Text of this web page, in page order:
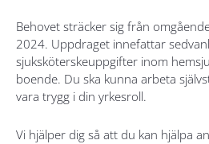
Behovet sträcker sig från
2024. Uppdraget innefattar
sjuksköterskeuppgifter inom
boende. Du ska kunna arbeta
vara trygg i din yrkesroll.
Vi hjälper dig så att du kan hjälpa